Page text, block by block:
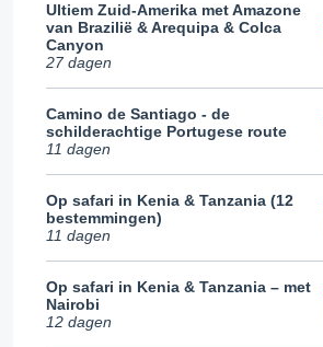
Ultiem Zuid-Amerika met Amazone
van Brazilië & Arequipa & Colca
Canyon
27 dagen
Camino de Santiago - de
schilderachtige Portugese route
11 dagen
Op safari in Kenia & Tanzania (12
bestemmingen)
11 dagen
Op safari in Kenia & Tanzania – met
Nairobi
12 dagen